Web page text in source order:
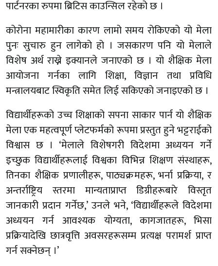
पार्टनरका रुपमा ब्रिटिस काउन्सिल रहेको छ ।
कोरोना महामारीका कारण लामो समय रोकिएको यो मेला
पुनः सुचारु हुन लागेको हो । जसकारण पनि यो मेलाले
विशेष अर्थ राख्ने इक्यानले जनाएको छ । यो शैक्षिक मेला
आयोजना गर्नका लागि शिक्षा, विज्ञान तथा प्रविधि
मन्त्रालयबाट स्विकृति समेत लिई सकिएको जनाइएको छ ।
विद्यार्थीहरूको उच्च शिक्षाको सपना साकार पार्न यो शैक्षिक
मेला एक महत्वपूर्ण प्लेटफर्मको रूपमा प्रस्तुत हुने भट्टराईको
विश्वास छ । ‘मेलाले विशेषगरी विदेशमा अध्ययन गर्ने
इच्छुक विद्यार्थीहरूलाई विश्वका विभिन्न शिक्षण संस्थाहरू,
तिनका शैक्षिक प्रणालीहरू, पाठ्यक्रमहरू, भर्ना प्रक्रिया, र
अन्तर्राष्ट्रिय स्तरमा मान्यताप्राप्त डिग्रीहरूबारे विस्तृत
जानकारी प्रदान गर्नेछ,’ उनले भने, ‘विद्यार्थीहरूले विदेशमा
अध्ययन गर्न आवश्यक योग्यता, कागजातहरू, भिसा
प्रक्रियादेखि छात्रवृत्ति अवसरहरूसम्म प्रत्यक्ष परामर्श प्राप्त
गर्न सक्नेछन् ।’